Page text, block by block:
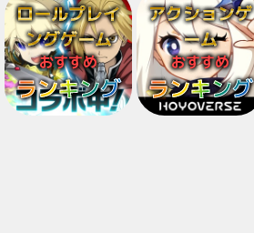
ロールプレイ
ングゲーム
おすすめ
ランキング
アクションゲ
ーム
おすすめ
ランキング